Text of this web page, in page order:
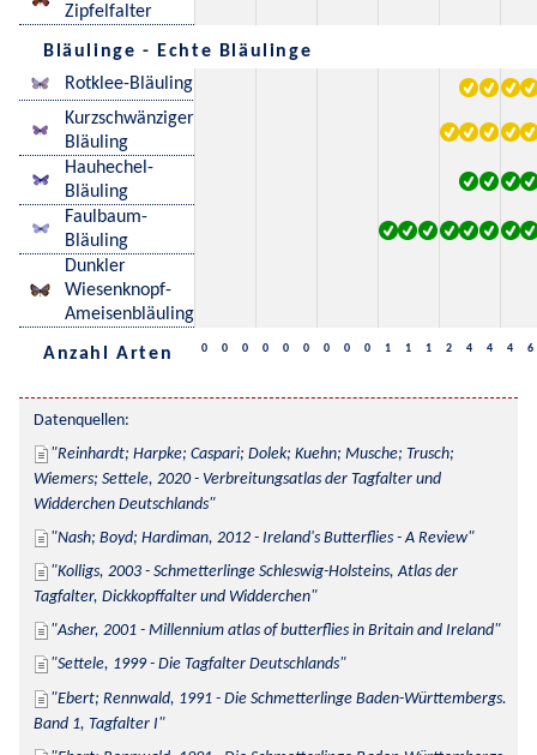
Zipfelfalter
Bläulinge - Echte Bläulinge
Rotklee-Bläuling
Kurzschwänziger
Bläuling
Hauhechel-
Bläuling
Faulbaum-
Bläuling
Dunkler
Wiesenknopf-
Ameisenbläuling
Anzahl Arten 0 0 0 0 0 0 0 0 0 1 1 1 2 4 4 4 6
Datenquellen:
Reinhardt; Harpke; Caspari; Dolek; Kuehn; Musche; Trusch;
Wiemers; Settele, 2020 - Verbreitungsatlas der Tagfalter und
Widderchen Deutschlands
Nash; Boyd; Hardiman, 2012 - Ireland's Butterflies - A Review
Kolligs, 2003 - Schmetterlinge Schleswig-Holsteins, Atlas der
Tagfalter, Dickkopffalter und Widderchen
Asher, 2001 - Millennium atlas of butterflies in Britain and Ireland
Settele, 1999 - Die Tagfalter Deutschlands
Ebert; Rennwald, 1991 - Die Schmetterlinge Baden-Württembergs.
Band 1, Tagfalter I